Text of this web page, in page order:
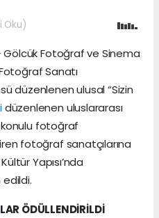
Oku)
Gölcük Fotoğraf ve Sinema
Sanatı
düzenlenen ulusal “Sizin
düzenlenen uluslararası
konulu fotoğraf
fotoğraf sanatçılarına
Yapısı’nda
ÖDÜLLENDİRİLDİ